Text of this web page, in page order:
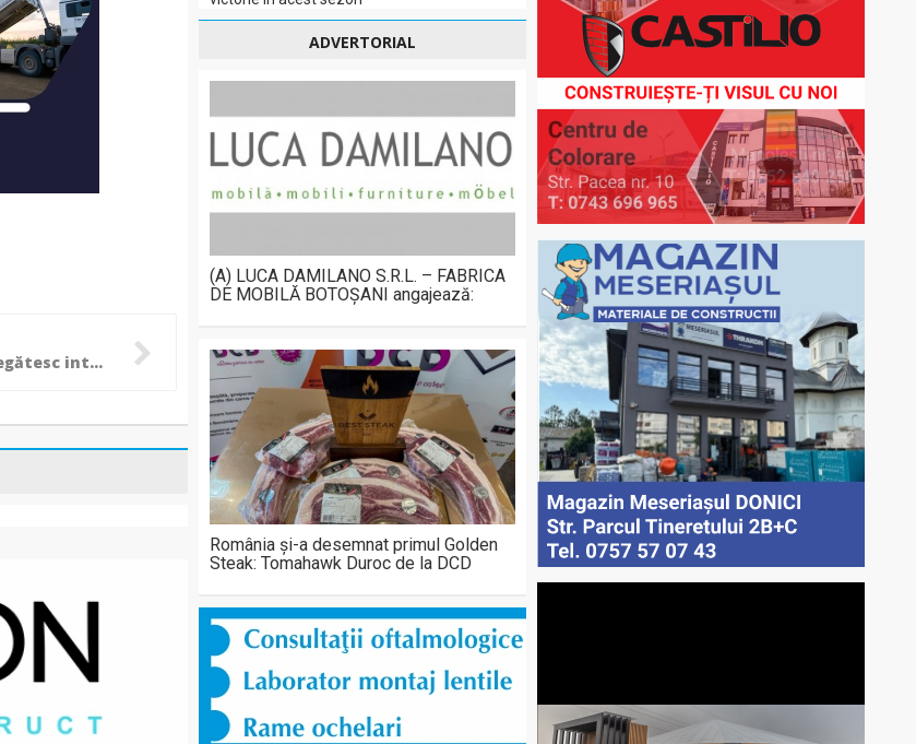
Sucevenii se pregătesc intens pentru confruntarea amicală cu FC Botoșani!
ADVERTORIAL
(A) LUCA DAMILANO S.R.L. – FABRICA
DE MOBILĂ BOTOȘANI angajează:
România și-a desemnat primul Golden
Steak: Tomahawk Duroc de la DCD